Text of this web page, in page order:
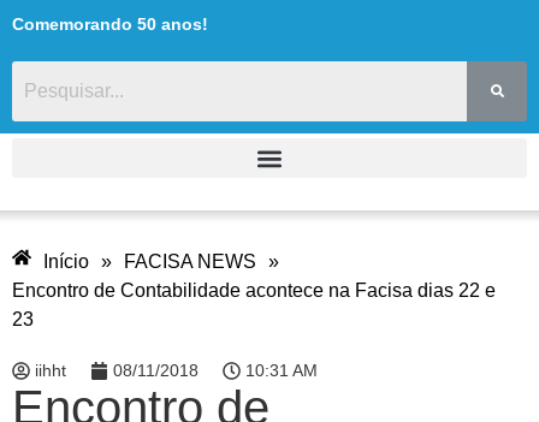
Comemorando 50 anos!
Início » FACISA NEWS
»
Encontro de Contabilidade acontece na Facisa dias 22 e
23
iihht 08/11/2018 10:31 AM
Encontro de